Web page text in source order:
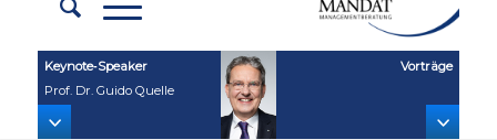
Keynote‑Speaker
Prof. Dr. Guido Quelle
Vorträge